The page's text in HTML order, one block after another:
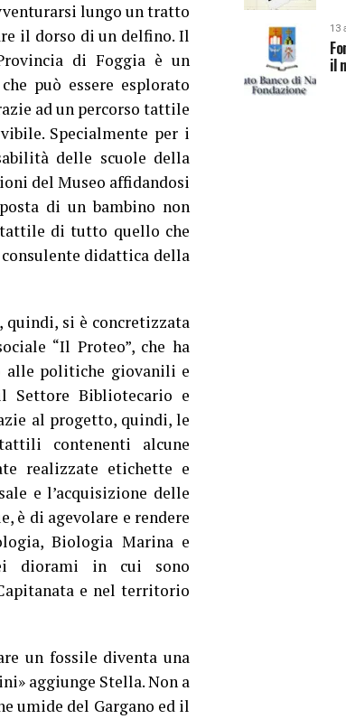
lungo un tratto
il dorso di un delfino. Il
di Foggia è un
può essere esplorato
ad un percorso tattile
Specialmente per i
delle scuole della
del Museo affidandosi
di un bambino non
tattile di tutto quello che
didattica della
quindi, si è concretizzata
“Il Proteo”, che ha
alle politiche giovanili e
Settore Bibliotecario e
al progetto, quindi, le
contenenti alcune
realizzate etichette e
e l’acquisizione delle
è di agevolare e rendere
Biologia Marina e
diorami in cui sono
e nel territorio
un fossile diventa una
aggiunge Stella. Non a
umide del Gargano ed il
13
il